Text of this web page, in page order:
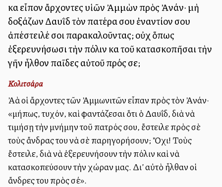
καὶ εἶπον ἄρχοντες υἱῶν Ἀμμὼν πρὸς Ἀνάν· μὴ
δοξάζων Δαυῒδ τὸν πατέρα σου ἐναντίον σου
ἀπέστειλέ σοι παρακαλοῦντας; οὐχὶ ὅπως
ἐξερευνήσωσι τὴν πόλιν καὶ τοῦ κατασκοπῆσαι τὴν
γῆν ἦλθον παῖδες αὐτοῦ πρός σε;
Κολιτσάρα
Ἀλλὰ οἱ ἄρχοντες τῶν Ἀμμωνιτῶν εἶπαν πρὸς τὸν Ἀνάν·
«μήπως, τυχόν, καὶ φαντάζεσαι ὅτι ὁ Δαυΐδ, διὰ νὰ
τιμήσῃ τὴν μνήμην τοῦ πατρός σου, ἔστειλε πρὸς σὲ
τοὺς ἄνδρας του νὰ σὲ παρηγορήσουν; Ὄχι! Τοὺς
ἔστειλε, διὰ νὰ ἐξερευνήσουν τὴν πόλιν καὶ νὰ
κατασκοπεύσουν τὴν χώραν μας. Δι’ αὐτὸ ἦλθαν οἱ
ἄνδρες του πρὸς σέ».